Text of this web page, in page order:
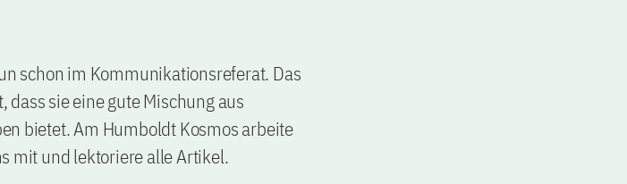
schon im Kommunikationsreferat. Das
sie eine gute Mischung aus
bietet. Am Humboldt Kosmos arbeite
mit und lektoriere alle Artikel.